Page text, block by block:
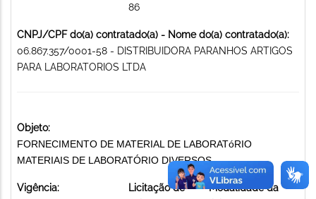
86
CNPJ/CPF do(a) contratado(a) - Nome do(a) contratado(a):
06.867.357/0001-58 - DISTRIBUIDORA PARANHOS ARTIGOS
PARA LABORATORIOS LTDA
Objeto:
FORNECIMENTO DE MATERIAL DE LABORATóRIO
MATERIAIS DE LABORATÓRIO DIVERSOS
Vigência:
Licitação de
Modalidade da